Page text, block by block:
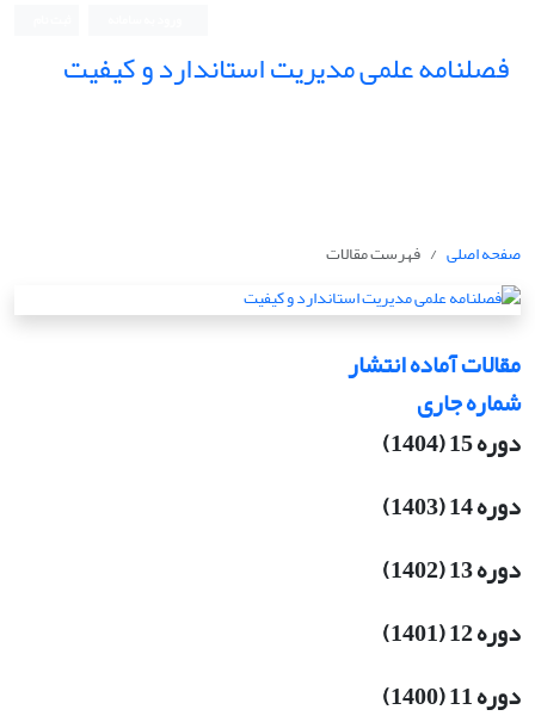
فصلنامه علمی مدیریت استاندارد و کیفیت
صفحه اصلی فهرست مقالات
مقالات آماده انتشار
شماره جاری
دوره 15 (1404)
دوره 14 (1403)
دوره 13 (1402)
دوره 12 (1401)
دوره 11 (1400)